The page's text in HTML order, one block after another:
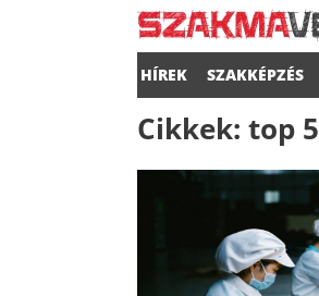
HÍREK SZAKKÉPZÉS
Cikkek: top 5